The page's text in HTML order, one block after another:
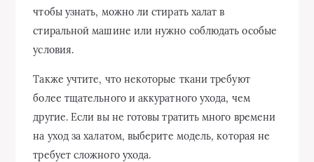
чтобы узнать, можно ли стирать халат в
стиральной машине или нужно соблюдать особые
условия.
Также учтите, что некоторые ткани требуют
более тщательного и аккуратного ухода, чем
другие. Если вы не готовы тратить много времени
на уход за халатом, выберите модель, которая не
требует сложного ухода.